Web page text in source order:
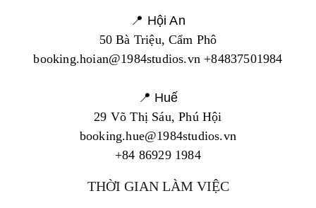
📍 Hội An
50 Bà Triệu, Cẩm Phô
booking.hoian@1984studios.vn +84837501984
📍 Huế
29 Võ Thị Sáu, Phú Hội
booking.hue@1984studios.vn
+84 86929 1984
THỜI GIAN LÀM VIỆC